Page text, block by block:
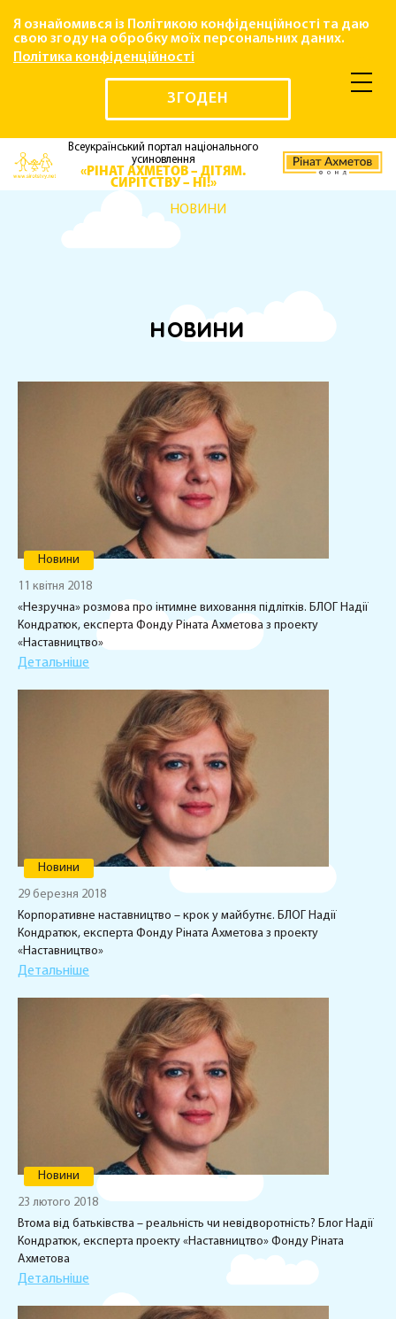
Я ознайомився із Політикою конфіденційності та даю
свою згоду на обробку моїх персональних даних.
Політика конфіденційності
ЗГОДЕН
Всеукраїнський портал національного
усиновлення
«РІНАТ АХМЕТОВ – ДІТЯМ.
СИРІТСТВУ – НІ!»
НОВИНИ
НОВИНИ
Новини
11 квітня 2018
«Незручна» розмова про інтимне виховання підлітків. БЛОГ Надії
Кондратюк, експерта Фонду Ріната Ахметова з проекту
«Наставництво»
Детальніше
Новини
29 березня 2018
Корпоративне наставництво – крок у майбутнє. БЛОГ Надії
Кондратюк, експерта Фонду Ріната Ахметова з проекту
«Наставництво»
Детальніше
Новини
23 лютого 2018
Втома від батьківства – реальність чи невідворотність? Блог Надії
Кондратюк, експерта проекту «Наставництво» Фонду Ріната
Ахметова
Детальніше